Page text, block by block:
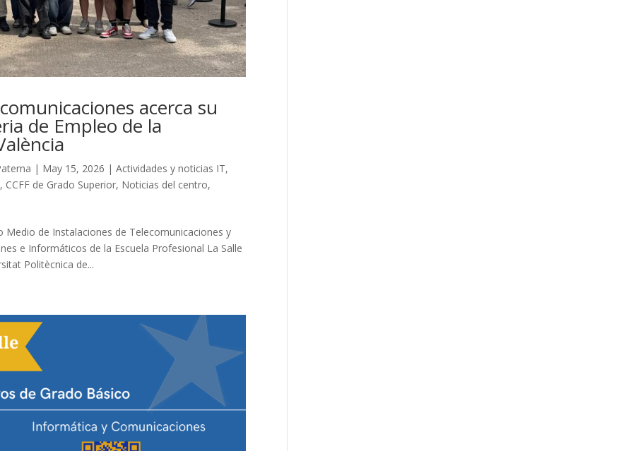
acerca su
de Empleo de la
| May 15, 2026 |Actividades y noticias IT,
, CCFF de Grado Superior, Noticias del centro,
de Instalaciones de Telecomunicaciones y
e Informáticos de la Escuela Profesional La Salle
Politècnica de...